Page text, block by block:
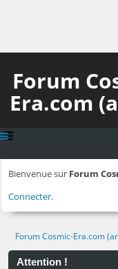
Forum
Era.com
Bienvenue sur Forum
Connecter.
Forum Cosmic-Era.com
Attention !